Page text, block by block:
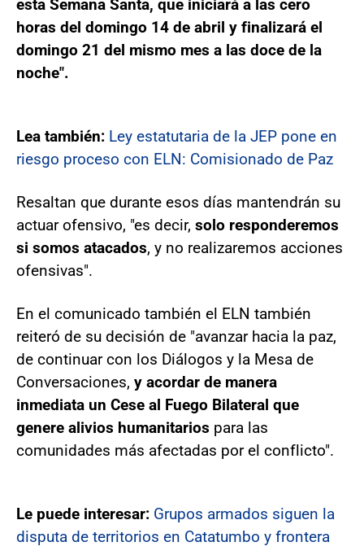
esta Semana Santa, que iniciará a las cero
horas del domingo 14 de abril y finalizará el
domingo 21 del mismo mes a las doce de la
noche".
Lea también: Ley estatutaria de la JEP pone en
riesgo proceso con ELN: Comisionado de Paz
Resaltan que durante esos días mantendrán su
actuar ofensivo, "es decir, solo responderemos
si somos atacados, y no realizaremos acciones
ofensivas".
En el comunicado también el ELN también
reiteró de su decisión de "avanzar hacia la paz,
de continuar con los Diálogos y la Mesa de
Conversaciones, y acordar de manera
inmediata un Cese al Fuego Bilateral que
genere alivios humanitarios para las
comunidades más afectadas por el conflicto".
Le puede interesar: Grupos armados siguen la
disputa de territorios en Catatumbo y frontera